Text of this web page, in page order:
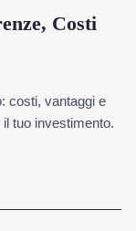
Costi
costi, vantaggi e
il tuo investimento.